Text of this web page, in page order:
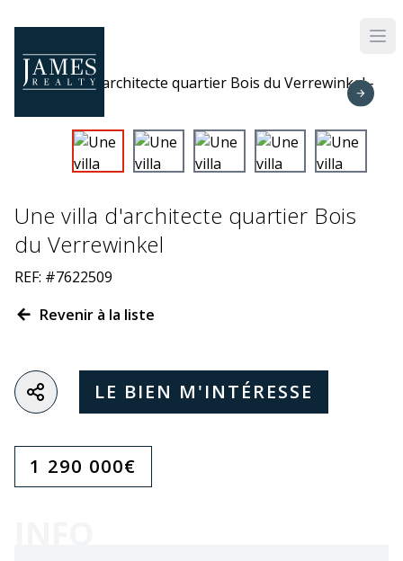
Une villa d'architecte quartier Bois
du Verrewinkel
REF: #7622509
Revenir à la liste
LE BIEN M'INTÉRESSE
1 290 000€